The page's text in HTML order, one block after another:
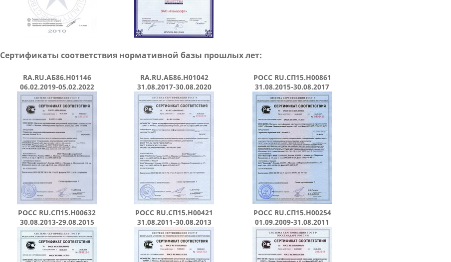
Сертификаты соответствия нормативной базы прошлых лет:
RA.RU.АБ86.H01146
06.02.2019-05.02.2022
RA.RU.АБ86.H01042
31.08.2017-30.08.2020
РОСС RU.СП15.H00861
31.08.2015-30.08.2017
РОСС RU.СП15.Н00632
30.08.2013-29.08.2015
РОСС RU.СП15.Н00421
31.08.2011-30.08.2013
РОСС RU.СП15.Н00254
01.09.2009-31.08.2011